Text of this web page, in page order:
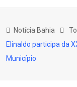
Educação
Política
Notícia Bahia
Elinaldo participa da
Município